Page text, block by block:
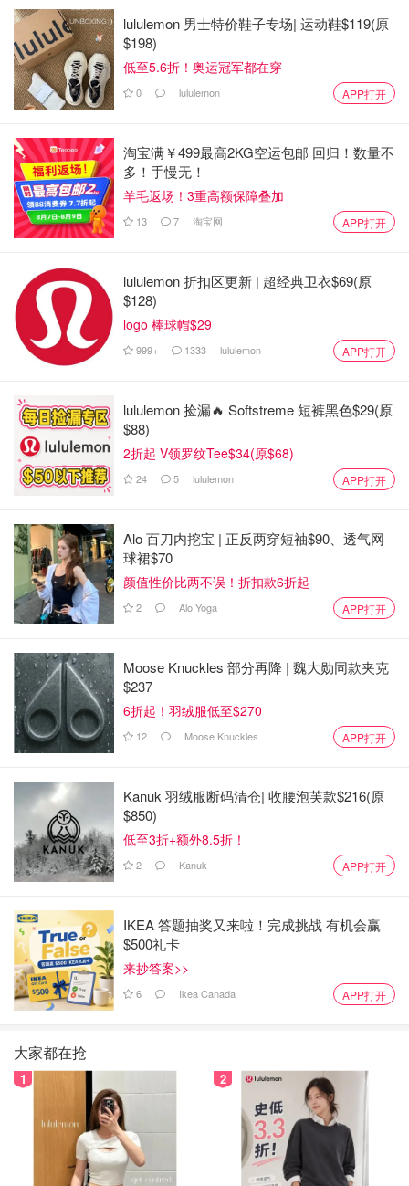
lululemon 男士特价鞋子专场| 运动鞋$119(原
$198)
低至5.6折！奥运冠军都在穿
0 lululemon APP打开
淘宝满￥499最高2KG空运包邮 回归！数量不
多！手慢无！
羊毛返场！3重高额保障叠加
13 7 淘宝网 APP打开
lululemon 折扣区更新 | 超经典卫衣$69(原
$128)
logo 棒球帽$29
999+ 1333 lululemon APP打开
lululemon 捡漏🔥 Softstreme 短裤黑色$29(原
$88)
2折起 V领罗纹Tee$34(原$68)
24 5 lululemon APP打开
Alo 百刀内挖宝 | 正反两穿短袖$90、透气网
球裙$70
颜值性价比两不误！折扣款6折起
2 Alo Yoga APP打开
Moose Knuckles 部分再降 | 魏大勋同款夹克
$237
6折起！羽绒服低至$270
12 Moose Knuckles APP打开
Kanuk 羽绒服断码清仓| 收腰泡芙款$216(原
$850)
低至3折+额外8.5折！
2 Kanuk APP打开
IKEA 答题抽奖又来啦！完成挑战 有机会赢
$500礼卡
来抄答案>>
6 Ikea Canada APP打开
大家都在抢
1 2